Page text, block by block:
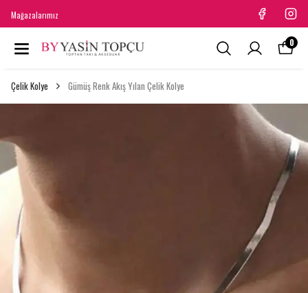
Mağazalarımız
0
Çelik Kolye Gümüş Renk Akış Yılan Çelik Kolye